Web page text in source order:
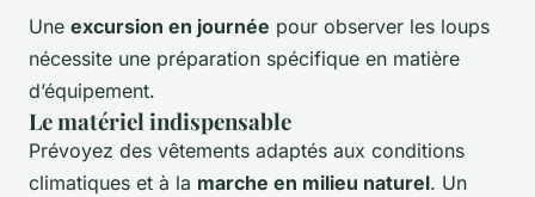
Une excursion en journée pour observer les loups
nécessite une préparation spécifique en matière
d’équipement.
Le matériel indispensable
Prévoyez des vêtements adaptés aux conditions
climatiques et à la marche en milieu naturel. Un